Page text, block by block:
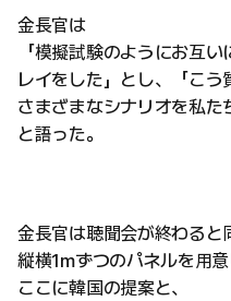
金長官は
「模擬試験のようにお互
レイをした」とし、「こう
さまざまなシナリオを私た
と語った。
金長官は聴聞会が終わると
縦横1mずつのパネルを用意
ここに韓国の提案と、